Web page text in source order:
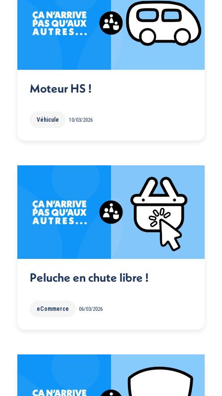
Moteur HS !
Véhicule 10/03/2026
Peluche en chute libre !
eCommerce 06/03/2026